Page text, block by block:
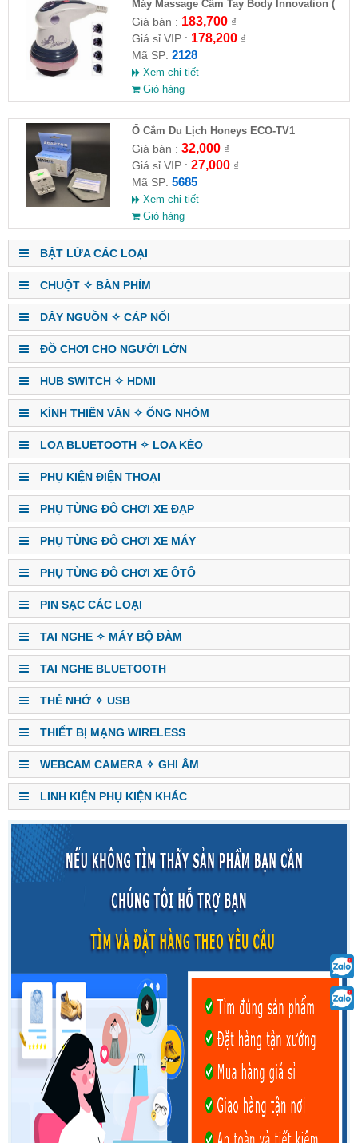
Máy Massage Cầm Tay Body Innovation (
HĐ )
Giá bán : 183,700₫
Giá sỉ VIP : 178,200₫
Mã SP: 2128
Xem chi tiết
Giỏ hàng
Ổ Cắm Du Lịch Honeys ECO-TV1
Giá bán : 32,000₫
Giá sỉ VIP : 27,000₫
Mã SP: 5685
Xem chi tiết
Giỏ hàng
BẬT LỬA CÁC LOẠI
CHUỘT ✧ BÀN PHÍM
DÂY NGUỒN ✧ CÁP NỐI
ĐỒ CHƠI CHO NGƯỜI LỚN
HUB SWITCH ✧ HDMI
KÍNH THIÊN VĂN ✧ ỐNG NHÒM
LOA BLUETOOTH ✧ LOA KÉO
PHỤ KIỆN ĐIỆN THOẠI
PHỤ TÙNG ĐỒ CHƠI XE ĐẠP
PHỤ TÙNG ĐỒ CHƠI XE MÁY
PHỤ TÙNG ĐỒ CHƠI XE ÔTÔ
PIN SẠC CÁC LOẠI
TAI NGHE ✧ MÁY BỘ ĐÀM
TAI NGHE BLUETOOTH
THẺ NHỚ ✧ USB
THIẾT BỊ MẠNG WIRELESS
WEBCAM CAMERA ✧ GHI ÂM
LINH KIỆN PHỤ KIỆN KHÁC